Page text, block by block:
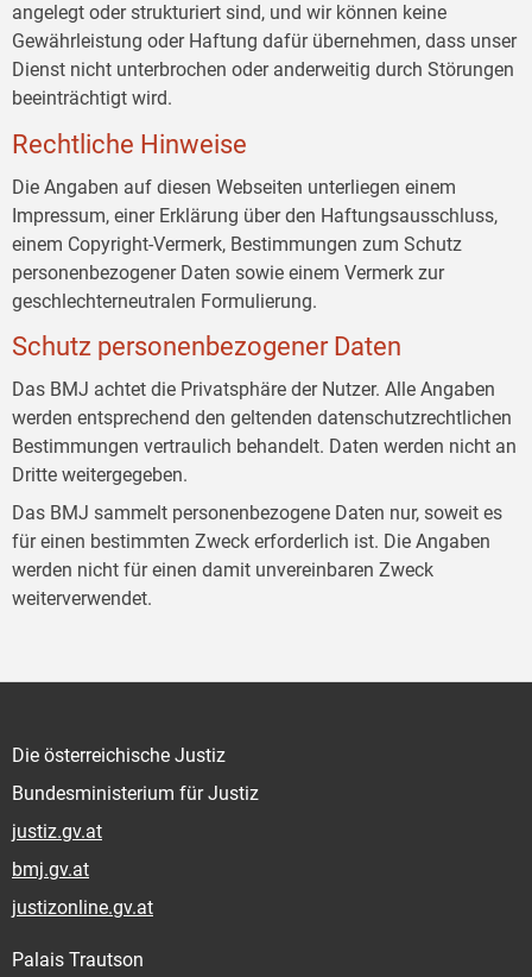
angelegt oder strukturiert sind, und wir können keine
Gewährleistung oder Haftung dafür übernehmen, dass unser
Dienst nicht unterbrochen oder anderweitig durch Störungen
beeinträchtigt wird.
Rechtliche Hinweise
Die Angaben auf diesen Webseiten unterliegen einem
Impressum, einer Erklärung über den Haftungsausschluss,
einem Copyright-Vermerk, Bestimmungen zum Schutz
personenbezogener Daten sowie einem Vermerk zur
geschlechterneutralen Formulierung.
Schutz personenbezogener Daten
Das BMJ achtet die Privatsphäre der Nutzer. Alle Angaben
werden entsprechend den geltenden datenschutzrechtlichen
Bestimmungen vertraulich behandelt. Daten werden nicht an
Dritte weitergegeben.
Das BMJ sammelt personenbezogene Daten nur, soweit es
für einen bestimmten Zweck erforderlich ist. Die Angaben
werden nicht für einen damit unvereinbaren Zweck
weiterverwendet.
Die österreichische Justiz
Bundesministerium für Justiz
justiz.gv.at
bmj.gv.at
justizonline.gv.at
Palais Trautson